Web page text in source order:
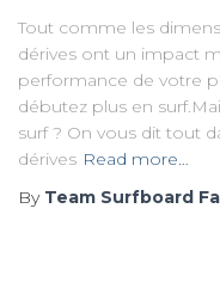
Tout comme les
dérives ont un impact
performance de votre
débutez plus en
surf ? On vous dit tout
dérives Read more…
By Team Surfboard